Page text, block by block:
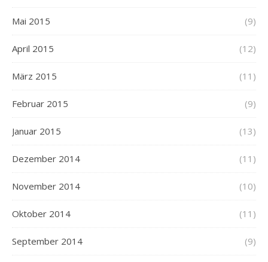
Mai 2015 (9)
April 2015 (12)
März 2015 (11)
Februar 2015 (9)
Januar 2015 (13)
Dezember 2014 (11)
November 2014 (10)
Oktober 2014 (11)
September 2014 (9)